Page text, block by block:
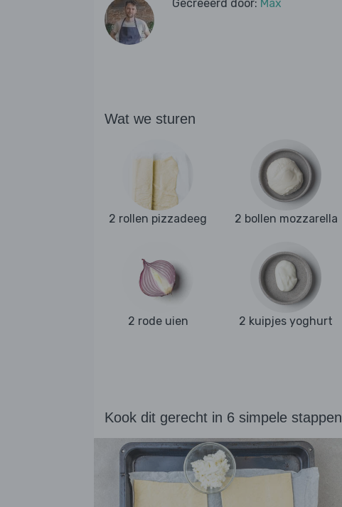
Gecreëerd door: Max
Wat we sturen
2 rollen pizzadeeg 2 bollen mozzarella
2 rode uien 2 kuipjes yoghurt
Kook dit gerecht in 6 simpele stappen